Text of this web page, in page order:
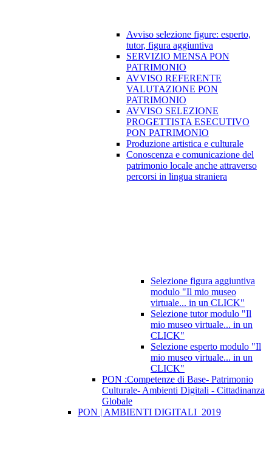
Avviso selezione figure: esperto,
tutor, figura aggiuntiva
SERVIZIO MENSA PON
PATRIMONIO
AVVISO REFERENTE
VALUTAZIONE PON
PATRIMONIO
AVVISO SELEZIONE
PROGETTISTA ESECUTIVO
PON PATRIMONIO
Produzione artistica e culturale
Conoscenza e comunicazione del
patrimonio locale anche attraverso
percorsi in lingua straniera
Selezione figura aggiuntiva
modulo "Il mio museo
virtuale... in un CLICK"
Selezione tutor modulo "Il
mio museo virtuale... in un
CLICK"
Selezione esperto modulo "Il
mio museo virtuale... in un
CLICK"
PON :Competenze di Base- Patrimonio
Culturale- Ambienti Digitali - Cittadinanza
Globale
PON | AMBIENTI DIGITALI_2019